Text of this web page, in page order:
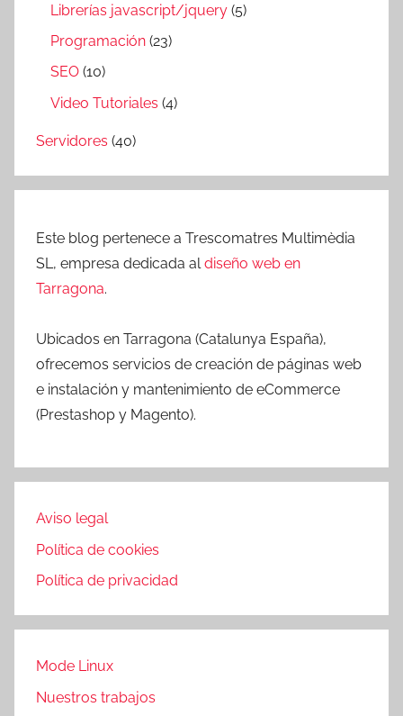
Librerías javascript/jquery (5)
Programación (23)
SEO (10)
Video Tutoriales (4)
Servidores (40)
Este blog pertenece a Trescomatres Multimèdia
SL, empresa dedicada aldiseño web en
Tarragona.
Ubicados en Tarragona (Catalunya España),
ofrecemos servicios de creación de páginas web
e instalación y mantenimiento de eCommerce
(Prestashop y Magento).
Aviso legal
Política de cookies
Política de privacidad
Mode Linux
Nuestros trabajos